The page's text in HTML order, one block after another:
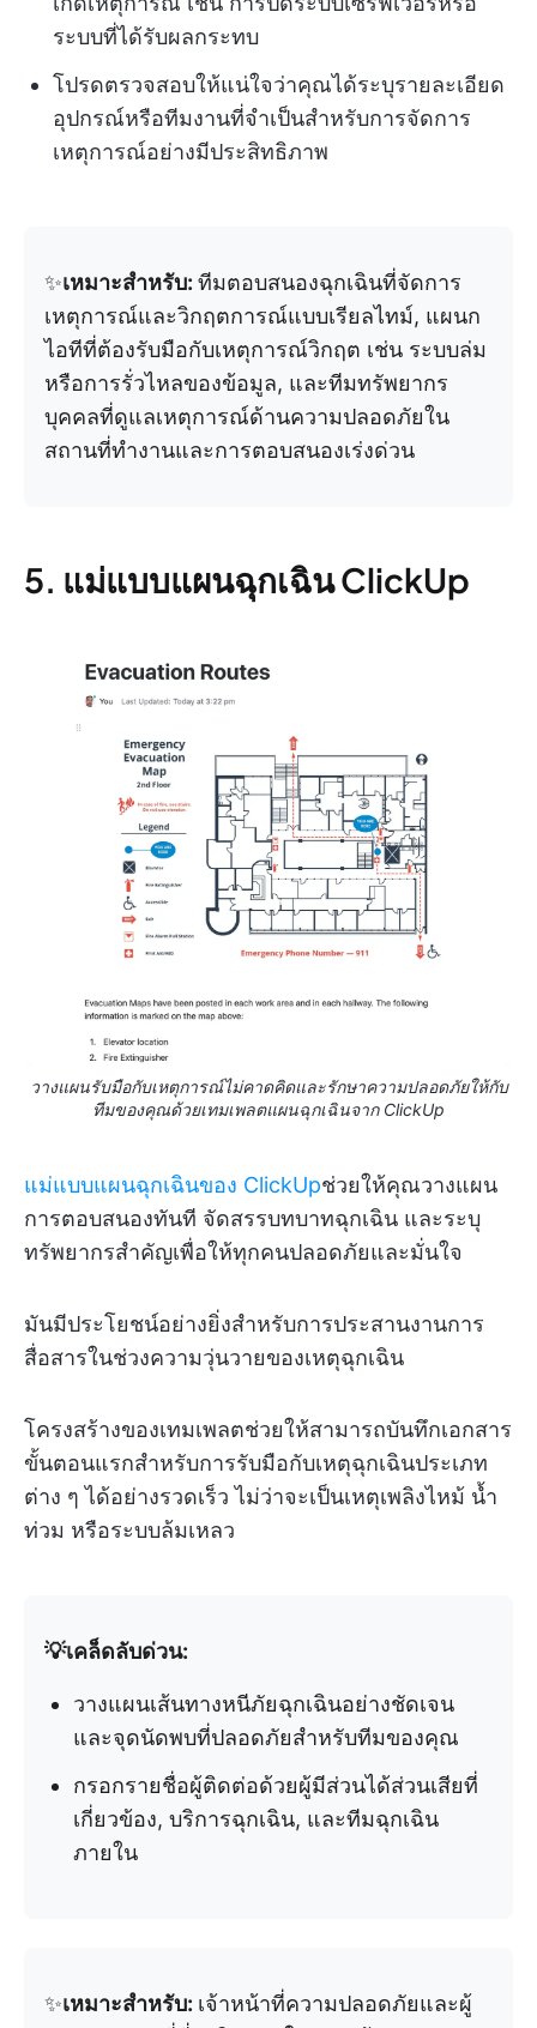
ระบบที่ได้รับผลกระทบ
โปรดตรวจสอบให้แน่ใจว่าคุณได้ระบุรายละเอียด
อุปกรณ์หรือทีมงานที่จำเป็นสำหรับการจัดการ
เหตุการณ์อย่างมีประสิทธิภาพ
✨เหมาะสำหรับ: ทีมตอบสนองฉุกเฉินที่จัดการ
เหตุการณ์และวิกฤตการณ์แบบเรียลไทม์, แผนก
ไอทีที่ต้องรับมือกับเหตุการณ์วิกฤต เช่น ระบบล่ม
หรือการรั่วไหลของข้อมูล, และทีมทรัพยากร
บุคคลที่ดูแลเหตุการณ์ด้านความปลอดภัยใน
สถานที่ทำงานและการตอบสนองเร่งด่วน
5. แม่แบบแผนฉุกเฉิน ClickUp
วางแผนรับมือกับเหตุการณ์ไม่คาดคิดและรักษาความปลอดภัยให้กับ
ทีมของคุณด้วยเทมเพลตแผนฉุกเฉินจาก ClickUp
แม่แบบแผนฉุกเฉินของ ClickUpช่วยให้คุณวางแผน
การตอบสนองทันที จัดสรรบทบาทฉุกเฉิน และระบุ
ทรัพยากรสำคัญเพื่อให้ทุกคนปลอดภัยและมั่นใจ
มันมีประโยชน์อย่างยิ่งสำหรับการประสานงานการ
สื่อสารในช่วงความวุ่นวายของเหตุฉุกเฉิน
โครงสร้างของเทมเพลตช่วยให้สามารถบันทึกเอกสาร
ขั้นตอนแรกสำหรับการรับมือกับเหตุฉุกเฉินประเภท
ต่าง ๆ ได้อย่างรวดเร็ว ไม่ว่าจะเป็นเหตุเพลิงไหม้ น้ำ
ท่วม หรือระบบล้มเหลว
💡เคล็ดลับด่วน:
วางแผนเส้นทางหนีภัยฉุกเฉินอย่างชัดเจน
และจุดนัดพบที่ปลอดภัยสำหรับทีมของคุณ
กรอกรายชื่อผู้ติดต่อด้วยผู้มีส่วนได้ส่วนเสียที่
เกี่ยวข้อง, บริการฉุกเฉิน, และทีมฉุกเฉิน
ภายใน
✨เหมาะสำหรับ: เจ้าหน้าที่ความปลอดภัยและผู้